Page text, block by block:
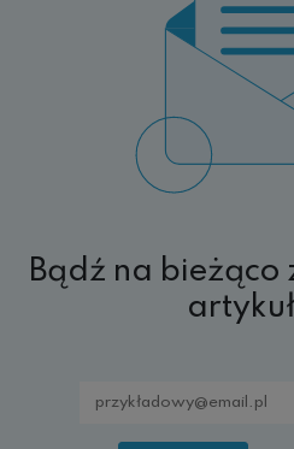
Bądź na bieżąco